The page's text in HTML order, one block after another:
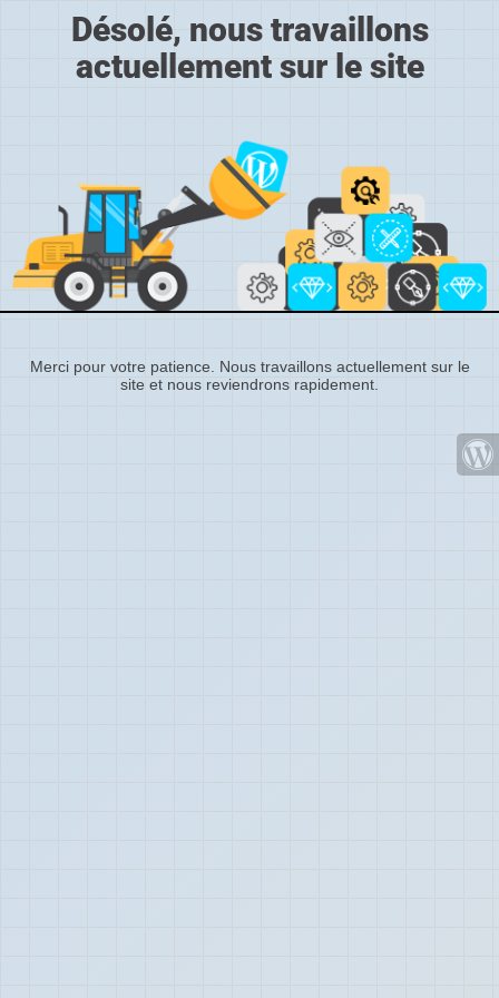
Désolé, nous travaillons
actuellement sur le site
Merci pour votre patience. Nous travaillons actuellement sur le
site et nous reviendrons rapidement.